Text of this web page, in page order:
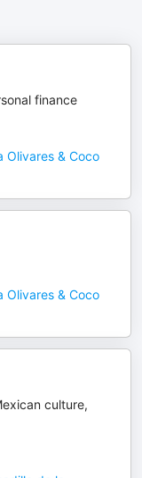
finance
Olivares & Coco
Olivares & Coco
culture,